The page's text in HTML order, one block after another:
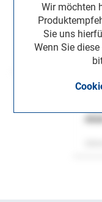
Wir möchten
Sie uns
Wenn Sie